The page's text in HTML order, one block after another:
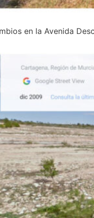
en la Avenida